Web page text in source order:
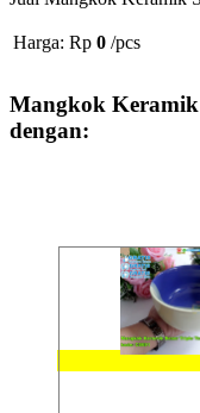
Harga: Rp 0 /pcs
Mangkok Keramik
dengan: